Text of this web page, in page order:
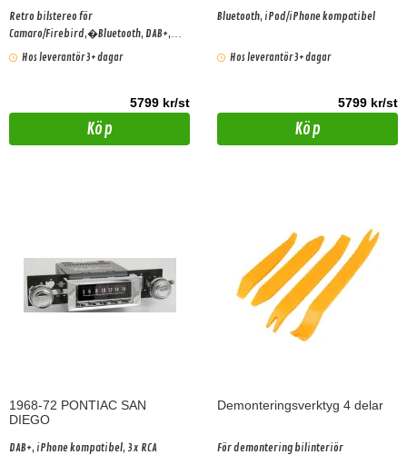
Retro bilstereo för
Camaro/Firebird,�Bluetooth, DAB+,
3xRCAHos leverantör 3+ dagar
5799 kr/st
Köp
Bluetooth, iPod/iPhone kompatibel
Hos leverantör 3+ dagar
5799 kr/st
Köp
1968-72 PONTIAC SAN
DIEGO
DAB+, iPhone kompatibel, 3x RCA
Demonteringsverktyg 4 delar
För demontering bilinteriör